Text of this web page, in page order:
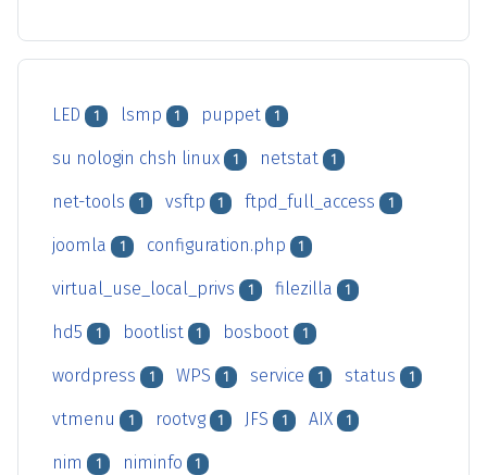
LED 1 lsmp 1 puppet 1
su nologin chsh linux 1 netstat 1
net-tools 1 vsftp 1 ftpd_full_access 1
joomla 1 configuration.php 1
virtual_use_local_privs 1 filezilla 1
hd5 1 bootlist 1 bosboot 1
wordpress 1 WPS 1 service 1 status 1
vtmenu 1 rootvg 1 JFS 1 AIX 1
nim 1 niminfo 1